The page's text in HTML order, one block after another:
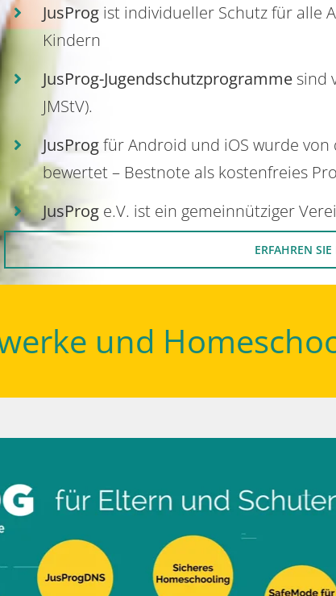
JusProgist individueller Schutz für alle
Kindern
JusProg-Jugendschutzprogrammesind
JMStV).
JusProgfür Android und iOS wurde von
bewertet – Bestnote als kostenfreies
JusProge.V. ist ein gemeinnütziger
ERFAHREN
und